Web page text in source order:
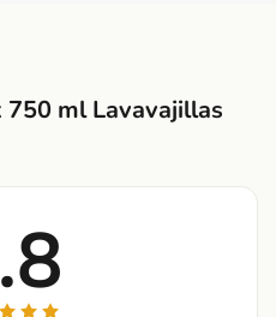
750 ml Lavavajillas